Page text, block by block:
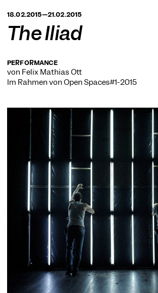
BERLIN
18.02.2015—21.02.2015
The Iliad
PERFORMANCE
von Felix Mathias Ott
Im Rahmen von Open Spaces#1-2015
COOKIE-EINSTELLUNGEN